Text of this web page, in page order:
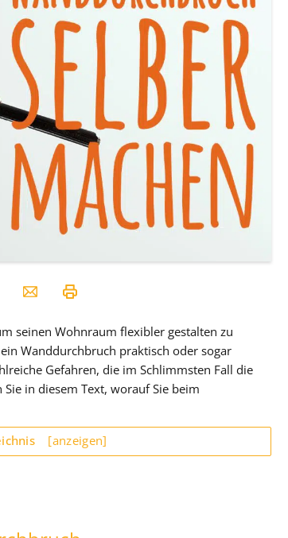
seinen Wohnraum flexibler gestalten zu
Wanddurchbruch praktisch oder sogar
Gefahren, die im Schlimmsten Fall die
in diesem Text, worauf Sie beim
[anzeigen]